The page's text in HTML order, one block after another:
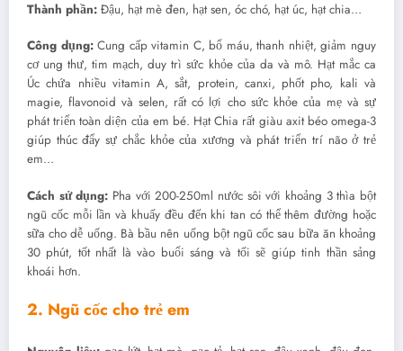
Thành phần: Đậu, hạt mè đen, hạt sen, óc chó, hạt úc, hạt chia…
Công dụng:Cung cấp vitamin C, bổ máu, thanh nhiệt, giảm nguy
cơ ung thư, tim mạch, duy trì sức khỏe của da và mô. Hạt mắc ca
Úc chứa nhiều vitamin A, sắt, protein, canxi, phốt pho, kali và
magie, flavonoid và selen, rất có lợi cho sức khỏe của mẹ và sự
phát triển toàn diện của em bé. Hạt Chia rất giàu axit béo omega-3
giúp thúc đẩy sự chắc khỏe của xương và phát triển trí não ở trẻ
em…
Cách sử dụng: Pha với 200-250ml nước sôi với khoảng 3 thìa bột
ngũ cốc mỗi lần và khuấy đều đến khi tan có thể thêm đường hoặc
sữa cho dễ uống. Bà bầu nên uống bột ngũ cốc sau bữa ăn khoảng
30 phút, tốt nhất là vào buổi sáng và tối sẽ giúp tinh thần sảng
khoái hơn.
2. Ngũ cốc cho trẻ em